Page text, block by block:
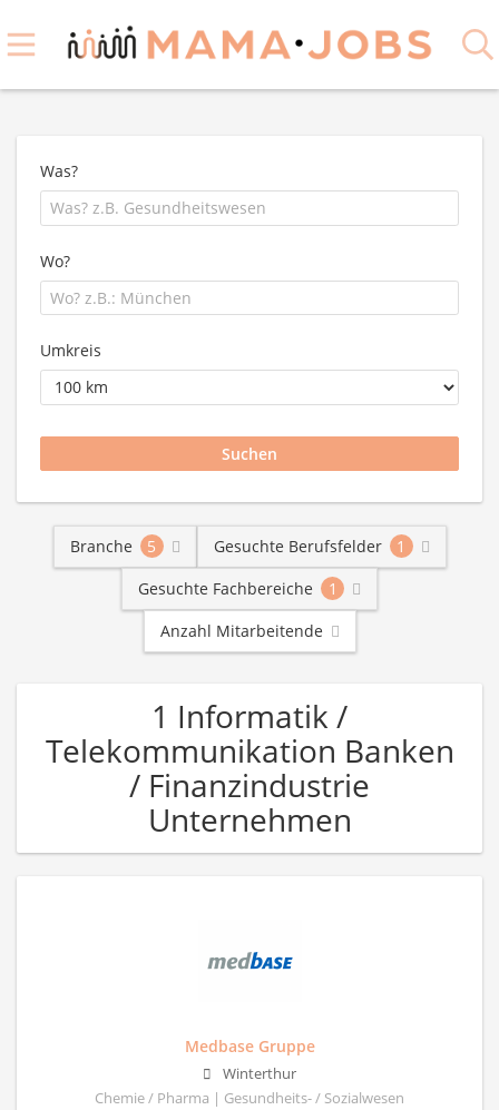
Was?
Wo?
Umkreis
Branche 5 Gesuchte Berufsfelder
1
Gesuchte Fachbereiche
1
Anzahl Mitarbeitende
1 Informatik /
Telekommunikation Banken
/ Finanzindustrie
Unternehmen
Medbase Gruppe
Winterthur
Chemie / Pharma | Gesundheits- / Sozialwesen